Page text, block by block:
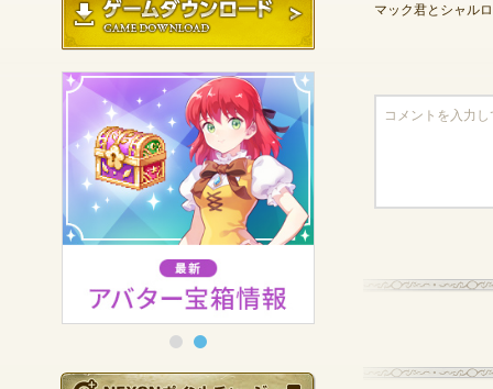
マック君とシャル